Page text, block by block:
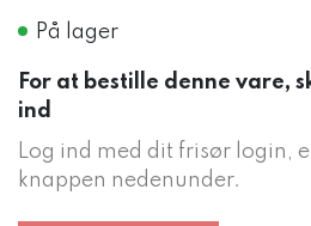
På lager
For at bestille denne vare,
ind
Log ind med dit frisør login,
knappen nedenunder.